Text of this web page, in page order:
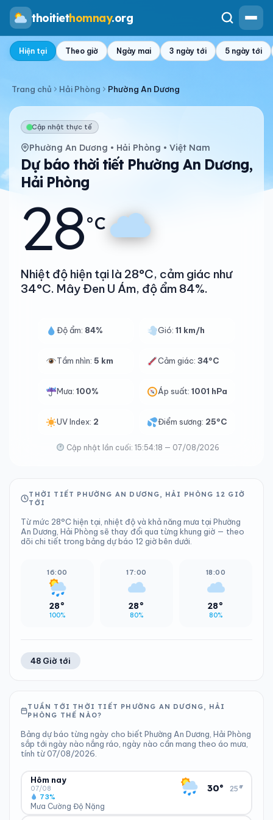
thoitiethomnay.org
Hiện tại Theo giờ Ngày mai 3 ngày tới 5 ngày tới
Trang chủ Hải Phòng Phường An Dương
Cập nhật thực tế
Phường An Dương • Hải Phòng • Việt Nam
Dự báo thời tiết Phường An Dương,
Hải Phòng
28°C
Nhiệt độ hiện tại là 28°C, cảm giác như
34°C. Mây Đen U Ám, độ ẩm 84%.
Độ ẩm: 84% Gió:11 km/h
Tầm nhìn: 5 km Cảm giác:34°C
Mưa: 100% Áp suất:1001 hPa
UV Index: 2 Điểm sương: 25°C
Cập nhật lần cuối: 15:54:18 — 07/08/2026
THỜI TIẾT PHƯỜNG AN DƯƠNG, HẢI PHÒNG 12 GIỜ
TỚI
Từ mức 28°C hiện tại, nhiệt độ và khả năng mưa tại Phường
An Dương, Hải Phòng sẽ thay đổi qua từng khung giờ — theo
dõi chi tiết trong bảng dự báo 12 giờ bên dưới.
16:00
28°
100%
17:00
28°
80%
18:00
28°
80%
48 Giờ tới
TUẦN TỚI THỜI TIẾT PHƯỜNG AN DƯƠNG, HẢI
PHÒNG THẾ NÀO?
Bảng dự báo từng ngày cho biết Phường An Dương, Hải Phòng
sắp tới ngày nào nắng ráo, ngày nào cần mang theo áo mưa,
tính từ 07/08/2026.
Hôm nay
07/08
Mưa Cường Độ Nặng
73%
30° 25°
▾